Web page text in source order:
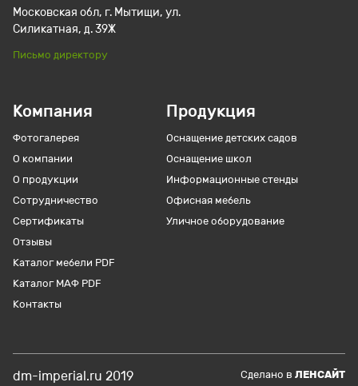
Компания
Фотогалерея
О компании
О продукции
Сотрудничество
Сертификаты
Отзывы
Каталог мебели PDF
Каталог МАФ PDF
Контакты
Продукция
Оснащение детских садов
Оснащение школ
Информационные стенды
Офисная мебель
Уличное оборудование
Московская обл, г. Мытищи, ул.
Силикатная, д. 39Ж
Письмо директору
dm-imperial.ru 2019 Cделано в ЛЕНСАЙТ